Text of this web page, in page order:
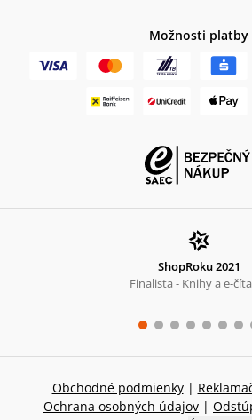
Možnosti platby
ShopRoku 2021
Finalista - Knihy a e-
Obchodné podmienky |
Ochrana osobných údajov |